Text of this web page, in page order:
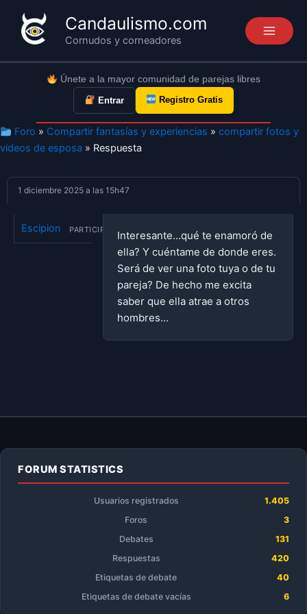
contenido
Candaulismo.com
Cornudos y corneadores
Únete a la mayor comunidad de parejas libres
Entrar Registro Gratis
Foro » Compartir fantasías y experiencias » compartir fotos y
videos de esposa » Respuesta
1 diciembre 2025 a las 15h47
Escipion PARTICIPANTEInteresante…qué te enamoró de
ella? Y cuéntame de donde eres.
Será de ver una foto tuya o de tu
pareja? De hecho me excita
saber que ella atrae a otros
hombres…
FORUM STATISTICS
Usuarios registrados
1.405
Foros
3
Debates
131
Respuestas
420
Etiquetas de debate
40
Etiquetas de debate vacías
6